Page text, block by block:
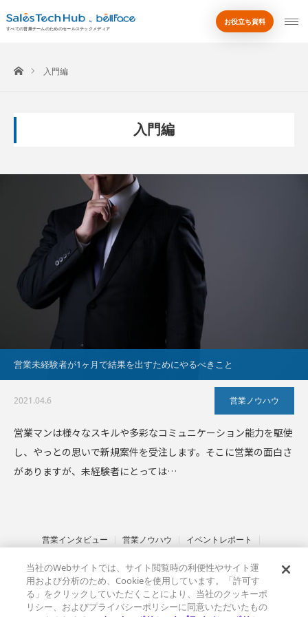
by
すべての営業チームのためのセールステックメディア
お役立ち資料
ホーム入門編
入門編
営業未経験者が1ヶ月で結果を出すためにやるべきこと
2021.04.6 営業ノウハウ
営業マンは様々なスキルや多彩なコミュニケーション能力を駆使
し、やっとの思いで新規案件を受注します。そこに営業の面白さ
がありますが、未経験者にとっては…
営業インタビュー 営業ノウハウ
イベントレポート
その他
ベルフェイスとは
情報セキュリティ基本方針
プライバシーポリシー
クッキーポリシー
当社のWebサイトでは、サイト閲覧時の利便性やサイト運
用および分析のため、Cookieを使用しています。「許可す
る」をクリックしていただくことにより、当社のクッキーポ
リシー、およびプライバシーポリシーに同意いただいたもの